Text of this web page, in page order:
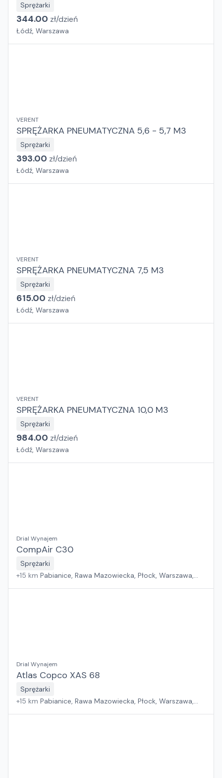
Sprężarki
344.00 zł/dzień
Łódź, Warszawa
VERENT
SPRĘŻARKA PNEUMATYCZNA 5,6 - 5,7 M3
Sprężarki
393.00 zł/dzień
Łódź, Warszawa
VERENT
SPRĘŻARKA PNEUMATYCZNA 7,5 M3
Sprężarki
615.00 zł/dzień
Łódź, Warszawa
VERENT
SPRĘŻARKA PNEUMATYCZNA 10,0 M3
Sprężarki
984.00 zł/dzień
Łódź, Warszawa
Drial Wynajem
CompAir C30
Sprężarki
+15 km Pabianice, Rawa Mazowiecka, Płock, Warszawa,
Drial Wynajem
Atlas Copco XAS 68
Sprężarki
+15 km Pabianice, Rawa Mazowiecka, Płock, Warszawa,